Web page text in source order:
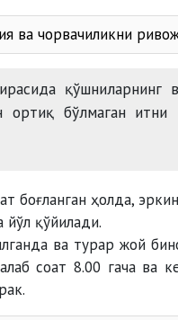
ва чорвачиликни
қўшниларнинг
ортиқ бўлмаган
боғланган ҳолда,
қўйилади.
ва турар жой
соат 8.00 гача ва